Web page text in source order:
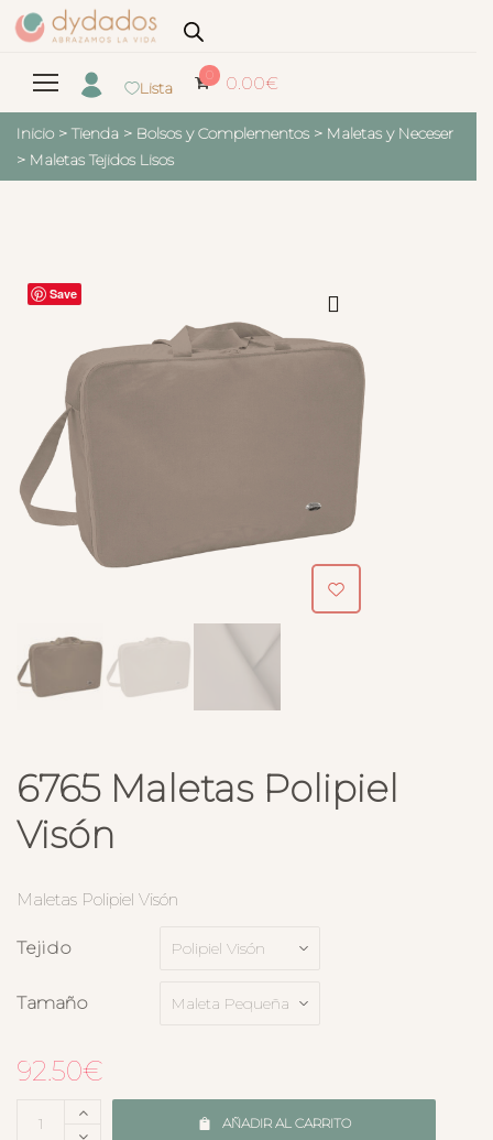
Lista
0 0.00€
Inicio > Tienda > Bolsos y Complementos > Maletas y Neceser
> Maletas Tejidos Lisos
Save
6765 Maletas Polipiel
Visón
Maletas Polipiel Visón
Tejido
Tamaño
92.50€
AÑADIR AL CARRITO